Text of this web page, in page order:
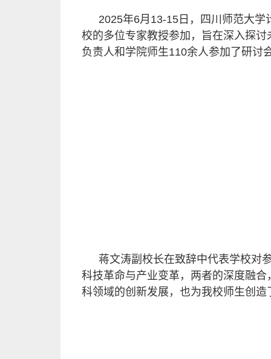
2025年6月13-15日，四川师范大学
校的多位专家教授参加，旨在深入探
负责人和学院师生110余人参加了研讨
蒋文涛副校长在致辞中代表学校对
科技革命与产业变革，两者的深度融
科领域的创新发展，也为我校师生创